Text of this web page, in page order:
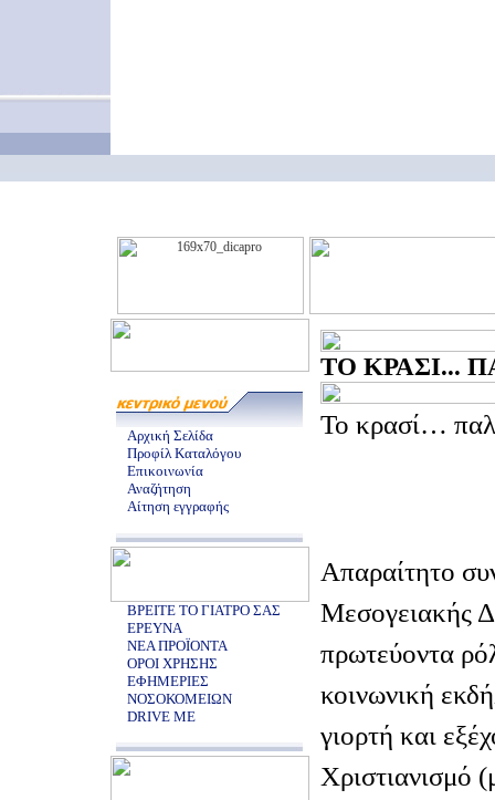
Αρχική Σελίδα
Προφίλ Καταλόγου
Επικοινωνία
Αναζήτηση
Αίτηση εγγραφής
ΒΡΕΙΤΕ ΤΟ ΓΙΑΤΡΟ ΣΑΣ
ΕΡΕΥΝΑ
ΝΕΑ ΠΡΟΪΟΝΤΑ
ΟΡΟΙ ΧΡΗΣΗΣ
ΕΦΗΜΕΡΙΕΣ
ΝΟΣΟΚΟΜΕΙΩΝ
DRIVE ME
ΤΟ ΚΡΑΣΙ...
Το κρασί…
Απαραίτητο
Μεσογειακής
πρωτεύοντα
κοινωνική
γιορτή και
Χριστιανισμό